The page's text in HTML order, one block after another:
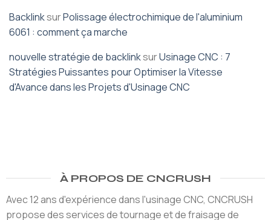
BacklinksurPolissage électrochimique de l'aluminium
6061 : comment ça marche
nouvelle stratégie de backlinksurUsinage CNC : 7
Stratégies Puissantes pour Optimiser la Vitesse
d'Avance dans les Projets d'Usinage CNC
À PROPOS DE CNCRUSH
Avec 12 ans d'expérience dans l'usinage CNC, CNCRUSH
propose des services de tournage et de fraisage de